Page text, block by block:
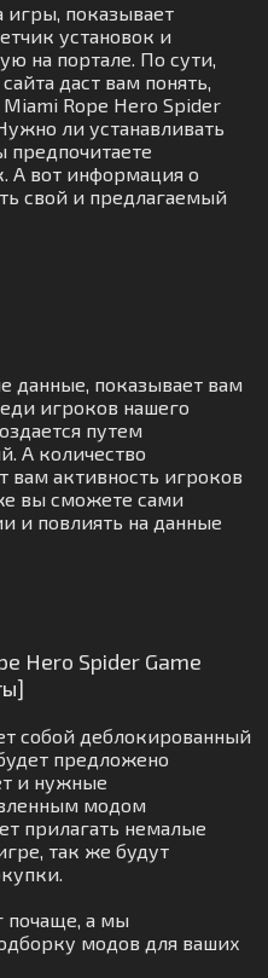
игры, показывает
установок и
на портале. По сути,
даст вам понять,
Rope Hero Spider
ли устанавливать
предпочитаете
А вот информация о
свой и предлагаемый
данные, показывает вам
игроков нашего
путем
А количество
вам активность игроков
вы сможете сами
и повлиять на данные
Hero Spider Game
собой деблокированный
предложено
и нужные
модом
прилагать немалые
так же будут
почаще, а мы
модов для ваших